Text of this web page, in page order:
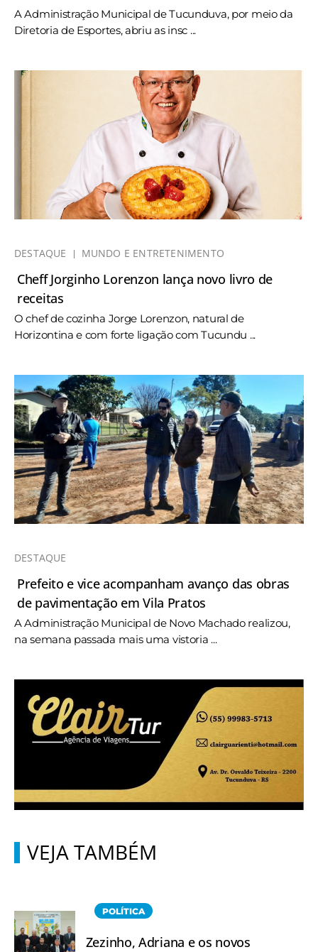
A Administração Municipal de Tucunduva, por meio da
Diretoria de Esportes, abriu as insc ...
DESTAQUE MUNDO E ENTRETENIMENTO
Cheff Jorginho Lorenzon lança novo livro de
receitas
O chef de cozinha Jorge Lorenzon, natural de
Horizontina e com forte ligação com Tucundu ...
DESTAQUE
Prefeito e vice acompanham avanço das obras
de pavimentação em Vila Pratos
A Administração Municipal de Novo Machado realizou,
na semana passada mais uma vistoria ...
VEJA TAMBÉM
POLÍTICA
Zezinho, Adriana e os novos